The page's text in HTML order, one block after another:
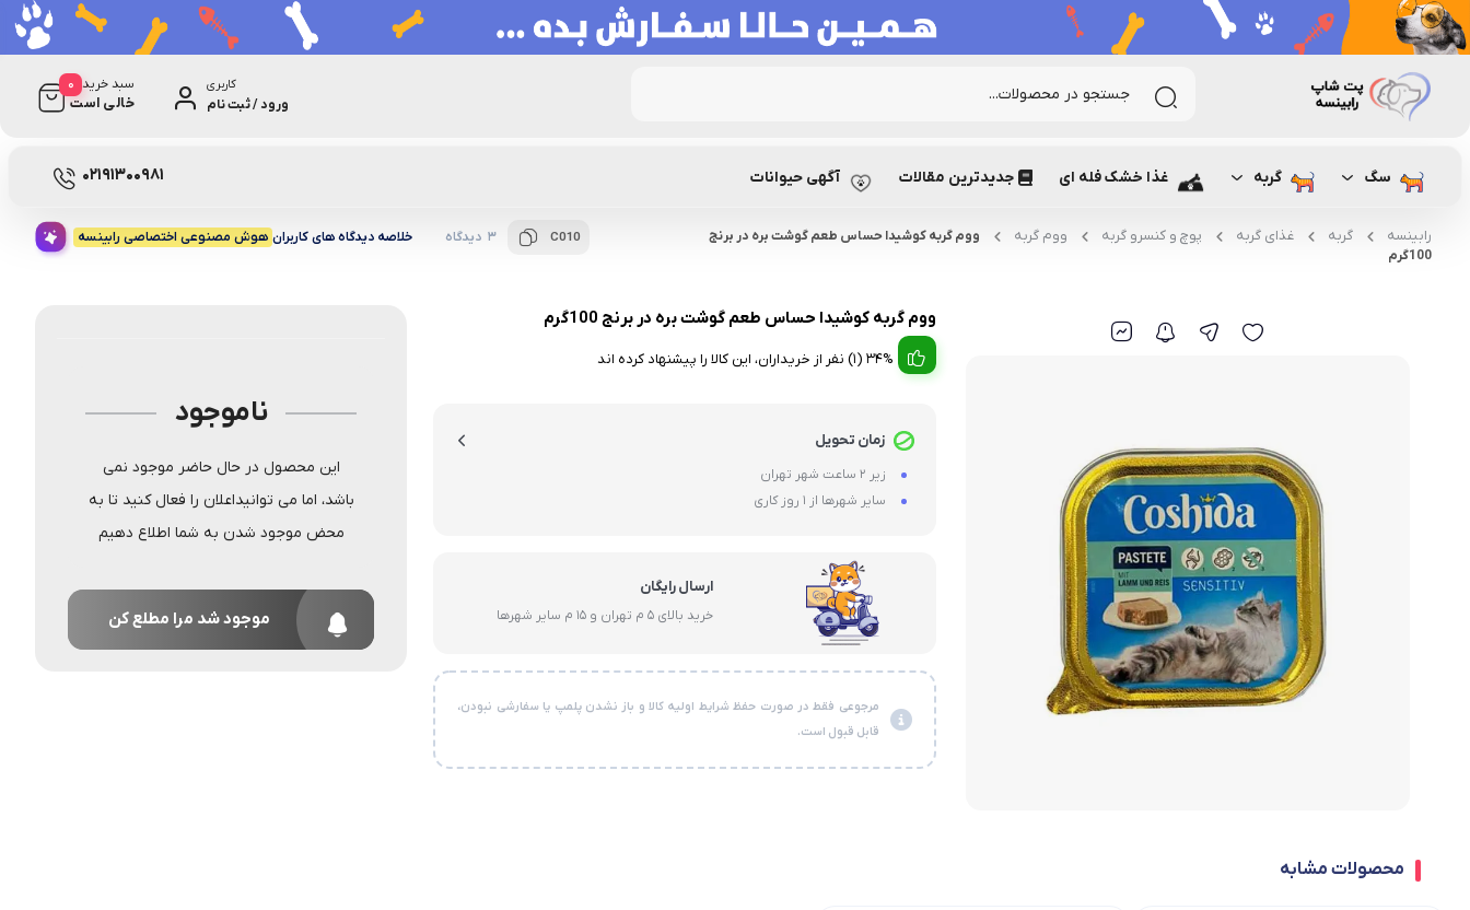
کاربری
ورود / ثبت نام
سبد خرید
خالی است
0
سگ گربه غذا خشک فله ای جدیدترین مقالات آگهی حیوانات 02191300981
رابینسه گربه غذای گربه پوچ و کنسرو گربه ووم گربه
ووم گربه کوشیدا حساس طعم گوشت بره در برنج
100گرم
C010 3 دیدگاه خلاصه دیدگاه های کاربران هوش مصنوعی اختصاصی رابینسه
ووم گربه کوشیدا حساس طعم گوشت بره در برنج 100گرم
34% (1) نفر از خریداران، این کالا را پیشنهاد کرده اند
زمان تحویل
زیر 2 ساعت شهر تهران
سایر شهرها از 1 روز کاری
ارسال رایگان
خرید بالای 5 م تهران و 15 م سایر شهرها
مرجوعی فقط در صورت حفظ شرایط اولیه کالا و باز نشدن پلمپ یا سفارشی نبودن،
قابل قبول است.
ناموجود
این محصول در حال حاضر موجود نمی
باشد، اما می توانیداعلان را فعال کنید تا به
محض موجود شدن به شما اطلاع دهیم
موجود شد مرا مطلع کن
محصولات مشابه